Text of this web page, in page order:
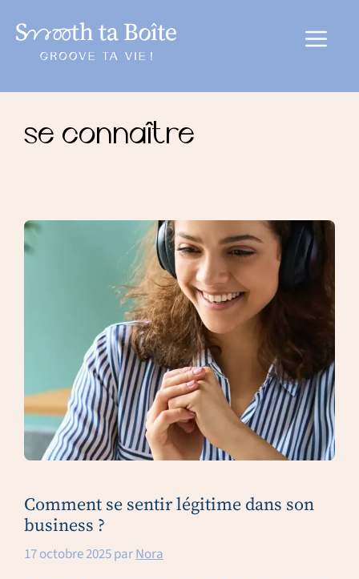
contenu
Menu
se connaître
Comment se sentir légitime dans son
business ?
17 octobre 2025parNora